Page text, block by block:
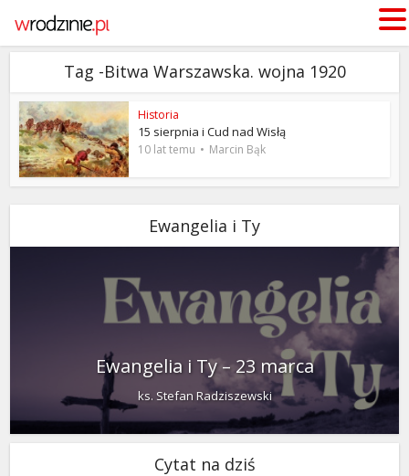
Tag -Bitwa Warszawska. wojna 1920
Historia
15 sierpnia i Cud nad Wisłą
10 lat temu Marcin Bąk
Ewangelia i Ty
Ewangelia i Ty – 23 marca
ks. Stefan Radziszewski
Cytat na dziś